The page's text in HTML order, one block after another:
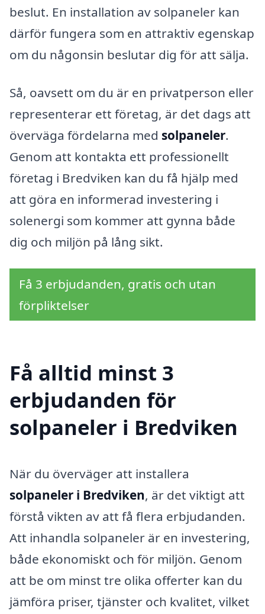
beslut. En installation av solpaneler kan
därför fungera som en attraktiv egenskap
om du någonsin beslutar dig för att sälja.
Så, oavsett om du är en privatperson eller
representerar ett företag, är det dags att
överväga fördelarna med solpaneler.
Genom att kontakta ett professionellt
företag i Bredviken kan du få hjälp med
att göra en informerad investering i
solenergi som kommer att gynna både
dig och miljön på lång sikt.
Få 3 erbjudanden, gratis och utan
förpliktelser
Få alltid minst 3
erbjudanden för
solpaneler i Bredviken
När du överväger att installera
solpaneler i Bredviken, är det viktigt att
förstå vikten av att få flera erbjudanden.
Att inhandla solpaneler är en investering,
både ekonomiskt och för miljön. Genom
att be om minst tre olika offerter kan du
jämföra priser, tjänster och kvalitet, vilket